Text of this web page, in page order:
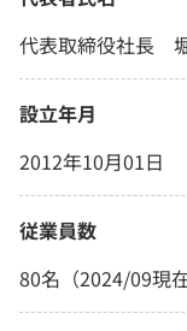
代表取締役社長
設立年月
2012年10月01日
従業員数
80名（2024/09現在